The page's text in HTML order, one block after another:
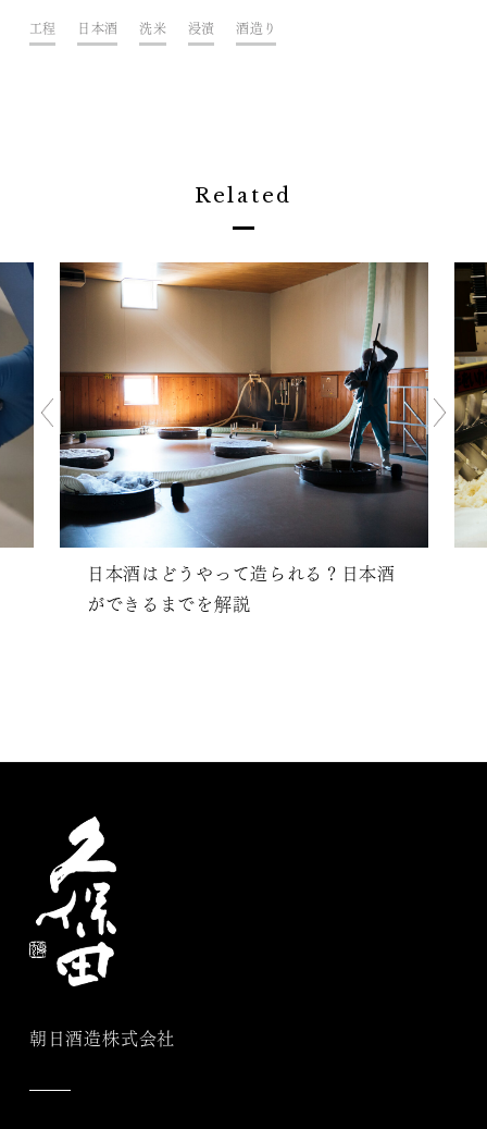
工程 日本酒 洗米 浸漬 酒造り
Related
日本酒はどうやって造られる？日本酒
ができるまでを解説
朝日酒造株式会社